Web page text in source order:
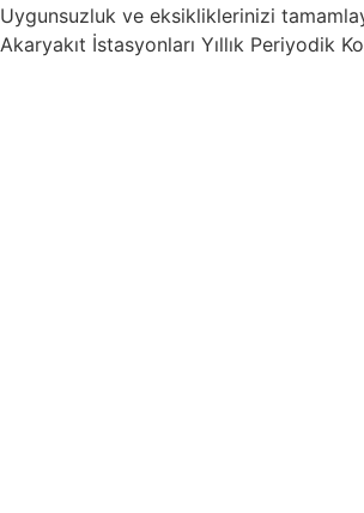
Uygunsuzluk ve eksikliklerinizi
Akaryakıt İstasyonları Yıllık Periyodik